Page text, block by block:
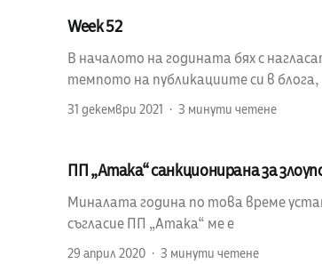
Week 52
В началото на годината бях с
темпото на публикациите си в блога,
31 декември 2021 3 минути четене
ПП „Атака“ санкционирана за
Миналата година по това време
съгласие ПП „Атака“ ме е
29 април 2020 3 минути четене